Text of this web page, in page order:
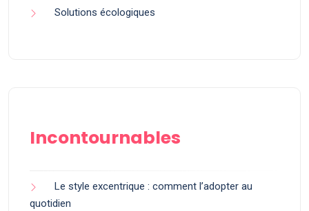
Solutions écologiques
Incontournables
Le style excentrique : comment l’adopter au
quotidien